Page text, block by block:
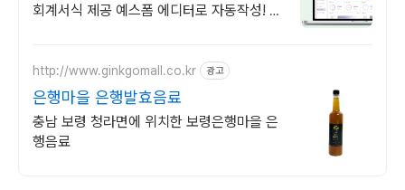
회계서식 제공 예스폼 에디터로 자동작성! 모
http://www.ginkgomall.co.kr 광고
은행마을 은행발효음료
충남 보령 청라면에 위치한 보령은행마을 은
행음료